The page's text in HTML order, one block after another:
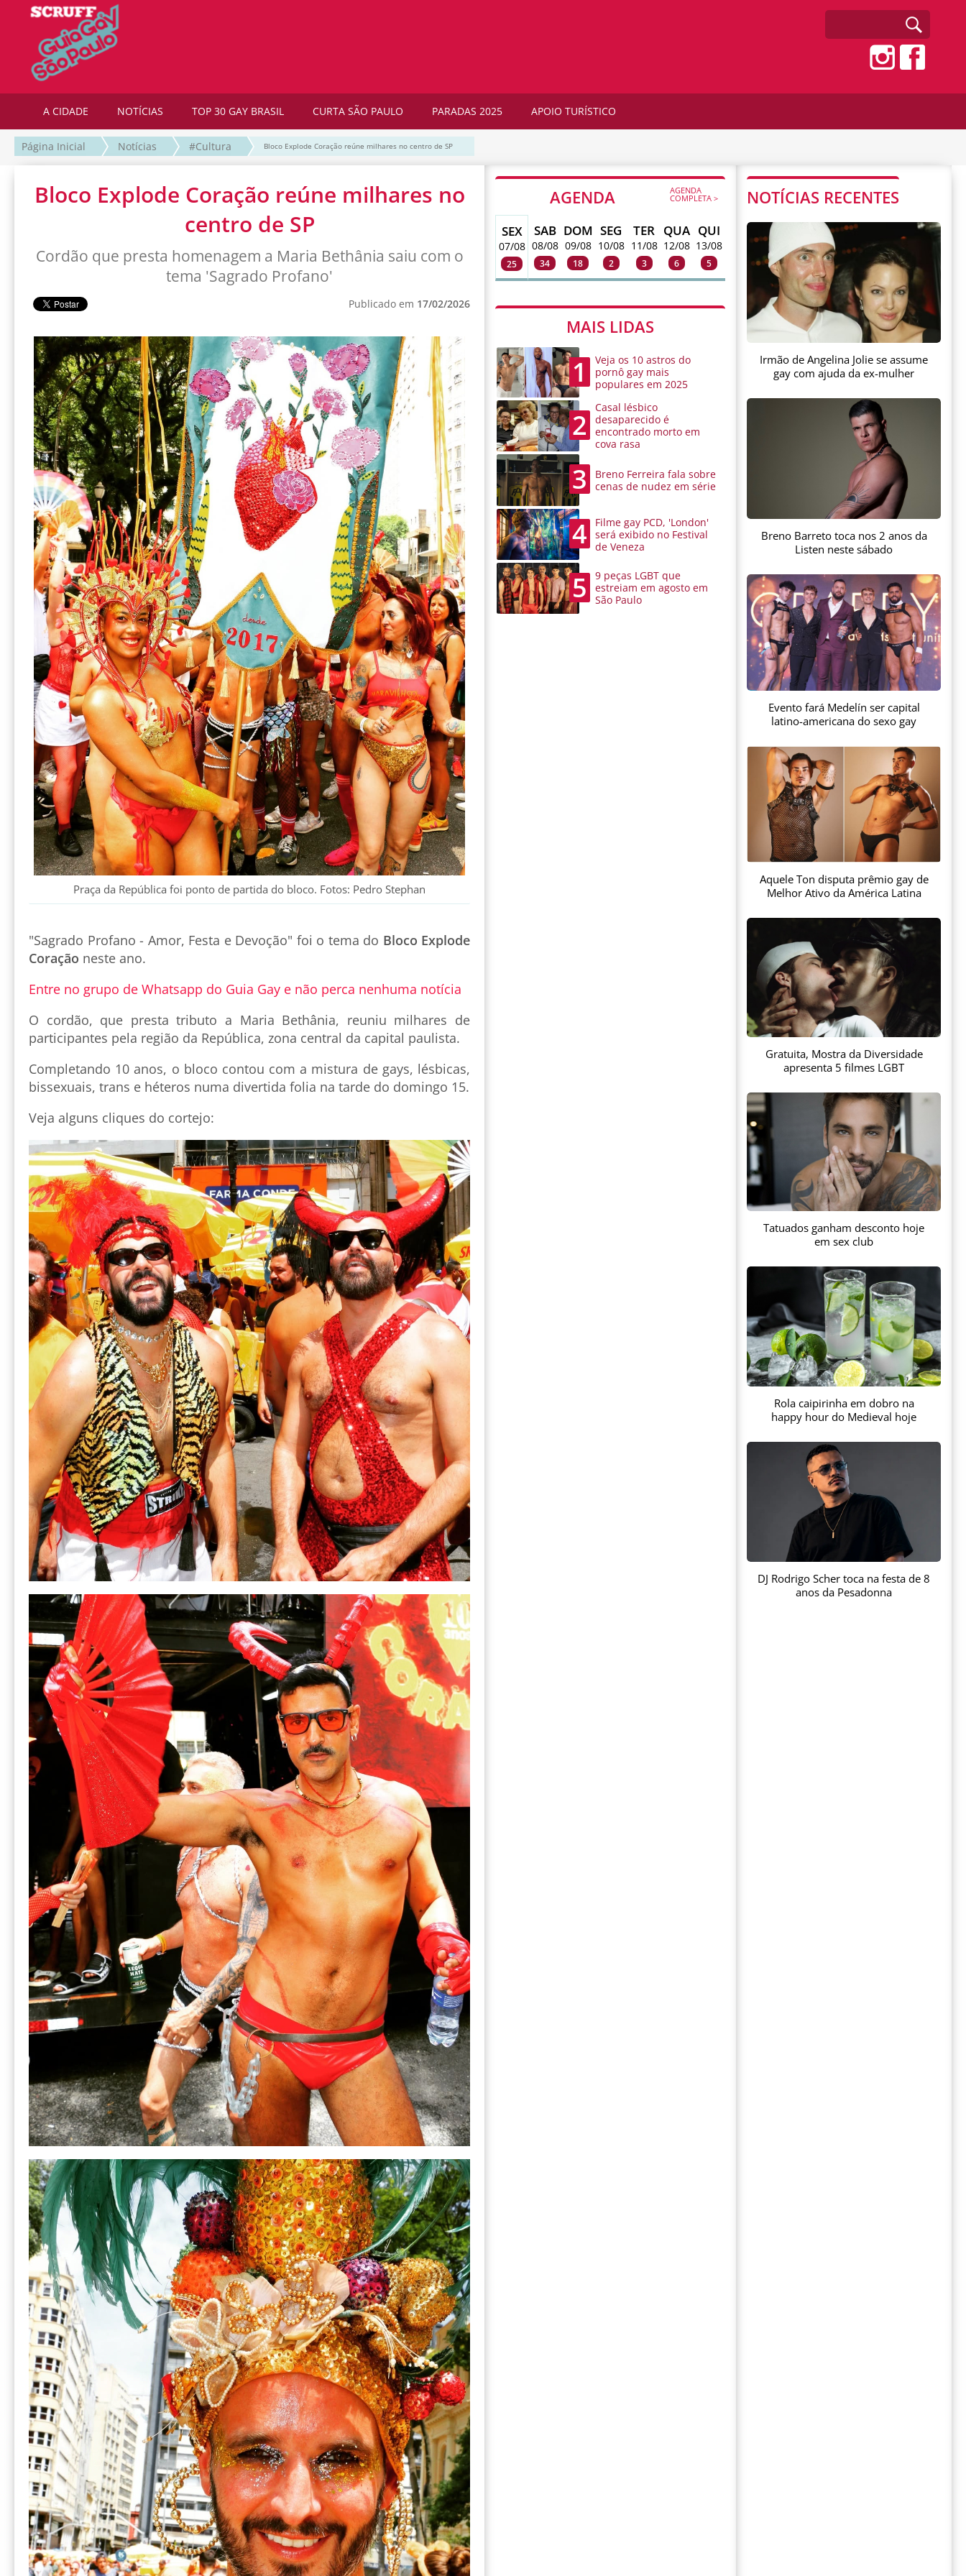
A CIDADE NOTÍCIAS TOP 30 GAY BRASIL CURTA SÃO PAULO PARADAS 2025 APOIO TURÍSTICO
Página Inicial Notícias #Cultura Bloco Explode Coração reúne milhares no centro de SP
Bloco Explode Coração reúne milhares no
centro de SP
Cordão que presta homenagem a Maria Bethânia saiu com o
tema 'Sagrado Profano'
Publicado em 17/02/2026
Praça da República foi ponto de partida do bloco. Fotos: Pedro Stephan
"Sagrado Profano - Amor, Festa e Devoção" foi o tema do Bloco Explode
Coração neste ano.
Entre no grupo de Whatsapp do Guia Gay e não perca nenhuma notícia
O cordão, que presta tributo a Maria Bethânia, reuniu milhares de
participantes pela região da República, zona central da capital paulista.
Completando 10 anos, o bloco contou com a mistura de gays, lésbicas,
bissexuais, trans e héteros numa divertida folia na tarde do domingo 15.
Veja alguns cliques do cortejo:
AGENDA AGENDA
COMPLETA >
SEX
07/08
25
SAB
08/08
34
DOM
09/08
18
SEG
10/08
2
TER
11/08
3
QUA
12/08
6
QUI
13/08
5
MAIS LIDAS
1
Veja os 10 astros do
pornô gay mais
populares em 2025
2
Casal lésbico
desaparecido é
encontrado morto em
cova rasa
3
Breno Ferreira fala sobre
cenas de nudez em série
4
Filme gay PCD, 'London'
será exibido no Festival
de Veneza
5
9 peças LGBT que
estreiam em agosto em
São Paulo
NOTÍCIAS RECENTES
Irmão de Angelina Jolie se assume
gay com ajuda da ex-mulher
Breno Barreto toca nos 2 anos da
Listen neste sábado
Evento fará Medelín ser capital
latino-americana do sexo gay
Aquele Ton disputa prêmio gay de
Melhor Ativo da América Latina
Gratuita, Mostra da Diversidade
apresenta 5 filmes LGBT
Tatuados ganham desconto hoje
em sex club
Rola caipirinha em dobro na
happy hour do Medieval hoje
DJ Rodrigo Scher toca na festa de 8
anos da Pesadonna